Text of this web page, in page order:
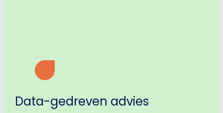
Data-gedreven advies